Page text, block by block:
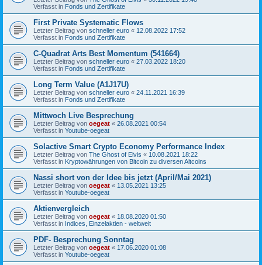
Verfasst in Fonds und Zertifikate
First Private Systematic Flows
Letzter Beitrag von schneller euro « 12.08.2022 17:52
Verfasst in Fonds und Zertifikate
C-Quadrat Arts Best Momentum (541664)
Letzter Beitrag von schneller euro « 27.03.2022 18:20
Verfasst in Fonds und Zertifikate
Long Term Value (A1J17U)
Letzter Beitrag von schneller euro « 24.11.2021 16:39
Verfasst in Fonds und Zertifikate
Mittwoch Live Besprechung
Letzter Beitrag von oegeat « 26.08.2021 00:54
Verfasst in Youtube-oegeat
Solactive Smart Crypto Economy Performance Index
Letzter Beitrag von The Ghost of Elvis « 10.08.2021 18:22
Verfasst in Kryptowährungen von Bitcoin zu diversen Altcoins
Nassi short von der Idee bis jetzt (April/Mai 2021)
Letzter Beitrag von oegeat « 13.05.2021 13:25
Verfasst in Youtube-oegeat
Aktienvergleich
Letzter Beitrag von oegeat « 18.08.2020 01:50
Verfasst in Indices, Einzelaktien - weltweit
PDF- Besprechung Sonntag
Letzter Beitrag von oegeat « 17.06.2020 01:08
Verfasst in Youtube-oegeat